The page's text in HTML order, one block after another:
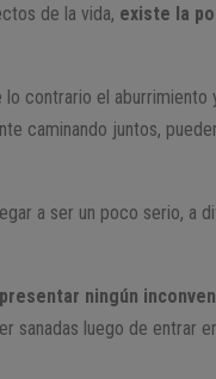
de la vida, existe la
contrario el aburrimiento
caminando juntos,
a ser un poco serio, a
ningún
luego de entrar